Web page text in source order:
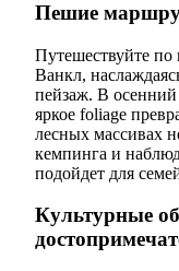
Пешие
Путешествуйте по
Ванкл,
пейзаж. В осенний
яркое foliage
лесных массивах
кемпинга и
подойдет для
Культурные